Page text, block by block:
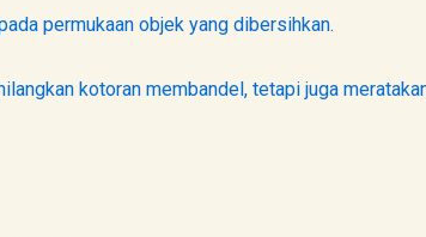
permukaan objek yang dibersihkan.
kotoran membandel, tetapi juga